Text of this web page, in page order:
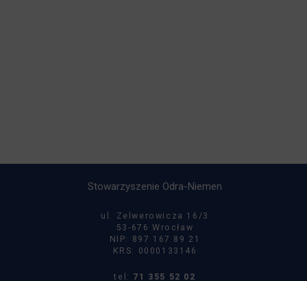
Stowarzyszenie Odra-Niemen
ul. Zelwerowicza 16/3
53-676 Wrocław
NIP: 897 167 89 21
KRS: 0000133146
tel: 71 355 52 02